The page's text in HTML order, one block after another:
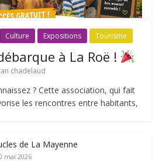
Culture Expositions Tourisme
à La Roë !
chadelaud
? Cette association, qui fait
les rencontres entre habitants,
de La Mayenne
mai 2026